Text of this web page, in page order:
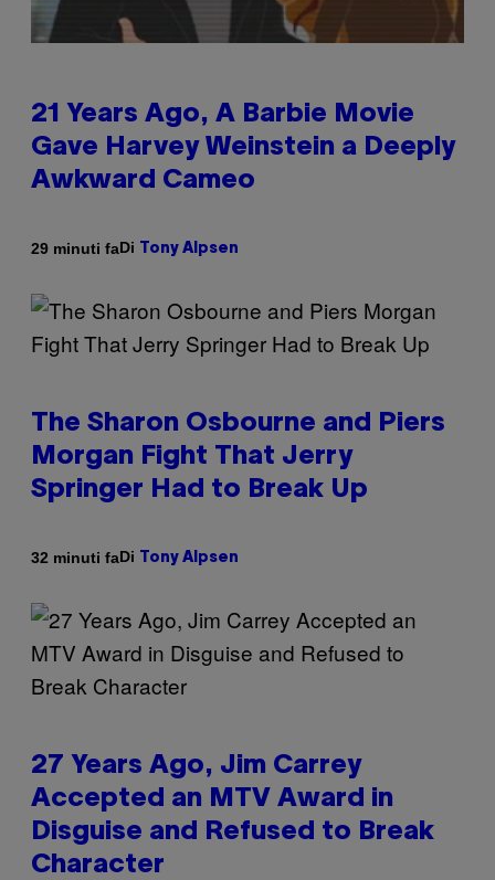
21 Years Ago, A Barbie Movie
Gave Harvey Weinstein a Deeply
Awkward Cameo
29 minuti faDi Tony Alpsen
The Sharon Osbourne and Piers
Morgan Fight That Jerry
Springer Had to Break Up
32 minuti faDi Tony Alpsen
27 Years Ago, Jim Carrey
Accepted an MTV Award in
Disguise and Refused to Break
Character